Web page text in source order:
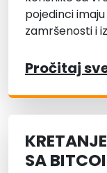
pojedinci
zamršenosti i
Pročitaj
SA